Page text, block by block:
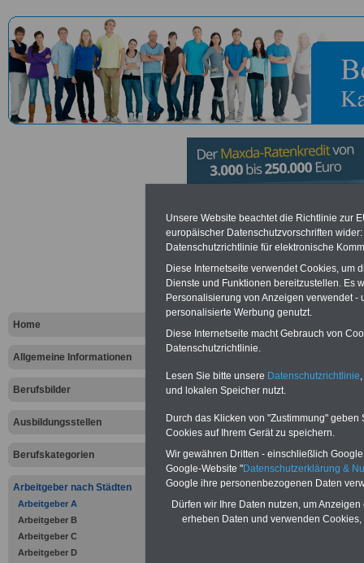
Home
Allgemeine Informationen
Berufsbilder
Ausbildungsstellen
Berufskategorien
Arbeitgeber nach Städten
Arbeitgeber A
Arbeitgeber B
Arbeitgeber C
Arbeitgeber D
Augsburg
Vorteile für den öffentlichen
Vergleichen und sparen
Bausparen schon ab 16 Jahren
Berufsunfähigkeitsabsicherung
Online-Vergleich Gesetzliche
Krankenkassen
Krankenversicherung
zurück zur
Unsere Website beachtet die Richtlinie zur
europäischer Datenschutzvorschriften
Datenschutzrichtlinie für elektronische
Diese Internetseite verwendet Cookies, um
Dienste und Funktionen bereitzustellen. Es
Personalisierung von Anzeigen verwendet
personalisierte Werbung genutzt.
Diese Internetseite macht Gebrauch von
Datenschutzrichtlinie.
Lesen Sie bitte unsere Datenschutzrichtlinie
und lokalen Speicher nutzt.
Durch das Klicken von "Zustimmung"
Cookies auf Ihrem Gerät zu speichern.
Wir gewähren Dritten - einschließlich
Google-Website "Datenschutzerklärung &
Google ihre personenbezogenen Daten
Dürfen wir Ihre Daten nutzen, um
erheben Daten und verwenden